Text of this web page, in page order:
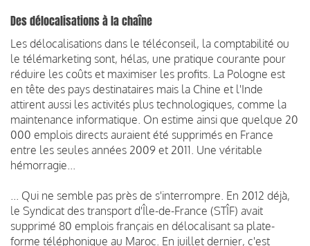
Des délocalisations à la chaîne
Les délocalisations dans le téléconseil, la comptabilité ou
le télémarketing sont, hélas, une pratique courante pour
réduire les coûts et maximiser les profits. La Pologne est
en tête des pays destinataires mais la Chine et l'Inde
attirent aussi les activités plus technologiques, comme la
maintenance informatique. On estime ainsi que quelque 20
000 emplois directs auraient été supprimés en France
entre les seules années 2009 et 2011. Une véritable
hémorragie...
... Qui ne semble pas près de s'interrompre. En 2012 déjà,
le Syndicat des transport d'Île-de-France (STÎF) avait
supprimé 80 emplois français en délocalisant sa plate-
forme téléphonique au Maroc. En juillet dernier, c'est